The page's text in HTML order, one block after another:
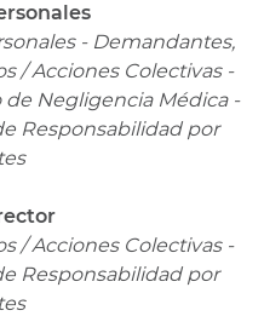
- Demandantes,
/ Acciones Colectivas -
Negligencia Médica -
Responsabilidad por
/ Acciones Colectivas -
Responsabilidad por